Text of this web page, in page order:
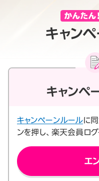
キャン
キャンペ
キャンペーンルールに同
ンを押し、楽天会員ログ
エ